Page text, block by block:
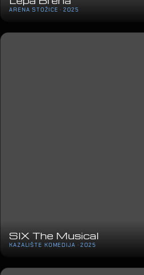
ARENA STOŽICE · 2025
SIX The Musical
KAZALIŠTE KOMEDIJA · 2025